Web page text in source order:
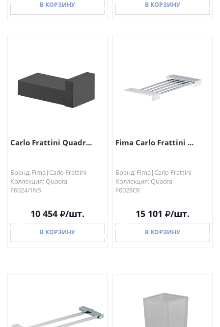
В КОРЗИНУ В КОРЗИНУ
Carlo Frattini Quadr...
Бренд: Fima|Carlo Frattini
Коллекция: Quadra
F6024/1NS
10 454 /шт.
В КОРЗИНУ
Fima Carlo Frattini ...
Бренд: Fima|Carlo Frattini
Коллекция: Quadra
F6028CR
15 101 /шт.
В КОРЗИНУ